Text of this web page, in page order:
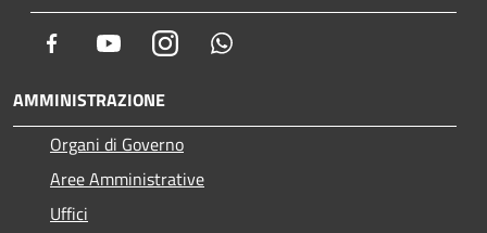
Facebook YoutubeInstagram
AMMINISTRAZIONE
Organi di Governo
Aree Amministrative
Uffici